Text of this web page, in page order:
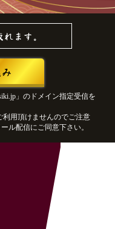
ます。
」のドメイン指定受信を
利用頂けませんのでご注意
ール配信にご同意下さい。